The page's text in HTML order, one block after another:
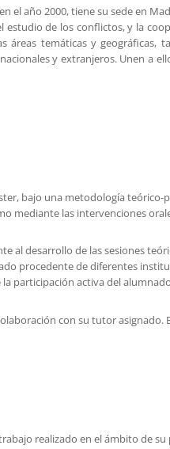
el año 2000, tiene su sede en
de los conflictos, y la
áreas temáticas y geográficas,
y extranjeros. Unen a
bajo una metodología teórico-
mediante las intervenciones
al desarrollo de las sesiones
procedente de diferentes
participación activa del
con su tutor asignado.
realizado en el ámbito de su